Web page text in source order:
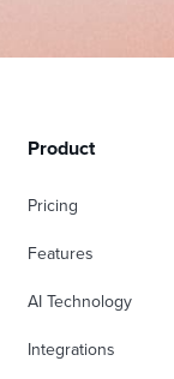
Product
Pricing
Features
AI Technology
Integrations